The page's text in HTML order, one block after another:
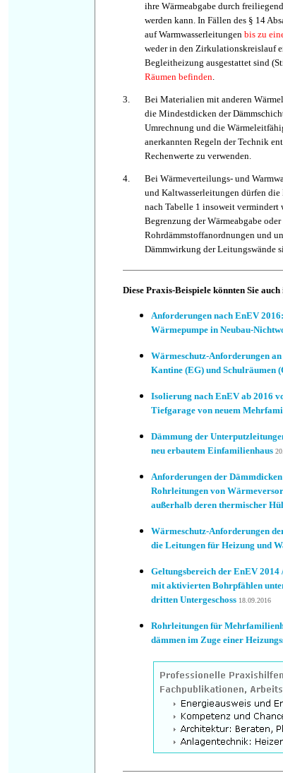
ihre Wärmeabgabe durch
werden kann. In Fällen des § 14
auf Warmwasserleitungen bis zu
weder in den Zirkulationskreislauf
Begleitheizung ausgestattet sind
Räumen befinden.
3.
Bei Materialien mit anderen
die Mindestdicken der
Umrechnung und die
anerkannten Regeln der Technik
Rechenwerte zu verwenden.
4.
Bei Wärmeverteilungs- und
und Kaltwasserleitungen dürfen
nach Tabelle 1 insoweit vermindert
Begrenzung der Wärmeabgabe
Rohrdämmstoffanordnungen und
Dämmwirkung der Leitungswände
Diese Praxis-Beispiele könnten Sie
Anforderungen nach EnEV
Wärmepumpe in Neubau-
Wärmeschutz-Anforderungen
Kantine (EG) und Schulräumen
Isolierung nach EnEV ab 2016
Tiefgarage von neuem
Dämmung der
neu erbautem Einfamilienhaus
Anforderungen der
Rohrleitungen von
außerhalb deren thermischer
Wärmeschutz-Anforderungen
die Leitungen für Heizung und
Geltungsbereich der EnEV 2014
mit aktivierten Bohrpfählen
dritten Untergeschoss 18.09.2016
Rohrleitungen für
dämmen im Zuge einer